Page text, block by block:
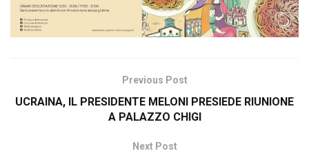
Previous Post
UCRAINA, IL PRESIDENTE MELONI PRESIEDE RIUNIONE
A PALAZZO CHIGI
Next Post